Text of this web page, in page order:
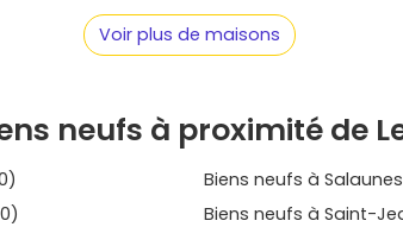
à ton mode de vie et à ton budget. Et
et pérennité, découvre tonprogramme
Voir plus de maisons
neufs à proximité de
Biens neufs à
Biens neufs à Saint-